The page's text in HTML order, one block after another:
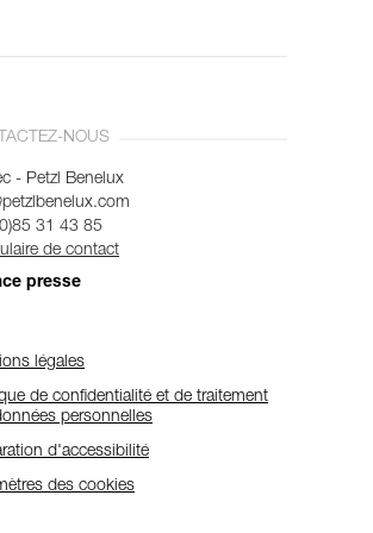
NOUS
- Petzl Benelux
31 43 85
de contact
presse
légales
de confidentialité et de traitement
personnelles
d'accessibilité
des cookies